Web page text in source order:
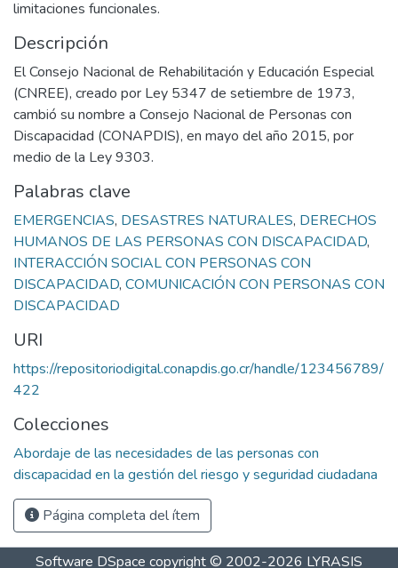
limitaciones funcionales.
Descripción
El Consejo Nacional de Rehabilitación y Educación Especial
(CNREE), creado por Ley 5347 de setiembre de 1973,
cambió su nombre a Consejo Nacional de Personas con
Discapacidad (CONAPDIS), en mayo del año 2015, por
medio de la Ley 9303.
Palabras clave
EMERGENCIAS, DESASTRES NATURALES, DERECHOS
HUMANOS DE LAS PERSONAS CON DISCAPACIDAD,
INTERACCIÓN SOCIAL CON PERSONAS CON
DISCAPACIDAD, COMUNICACIÓN CON PERSONAS CON
DISCAPACIDAD
URI
https://repositoriodigital.conapdis.go.cr/handle/123456789/
422
Colecciones
Abordaje de las necesidades de las personas con
discapacidad en la gestión del riesgo y seguridad ciudadana
Página completa del ítem
Software DSpace copyright © 2002-2026 LYRASIS